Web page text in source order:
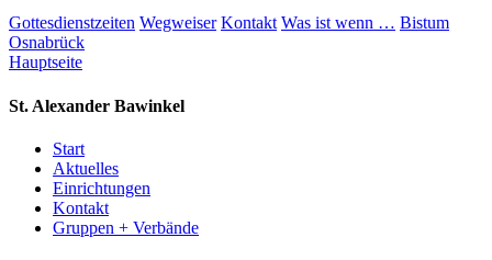
Gottesdienstzeiten Wegweiser Kontakt Was ist wenn … Bistum
Osnabrück
Hauptseite
St. Alexander Bawinkel
Start
Aktuelles
Einrichtungen
Kontakt
Gruppen + Verbände